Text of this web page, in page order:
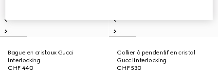
Bague en cristaux Gucci
Interlocking
CHF 440
Collier à pendentif en cristal
Gucci Interlocking
CHF 530